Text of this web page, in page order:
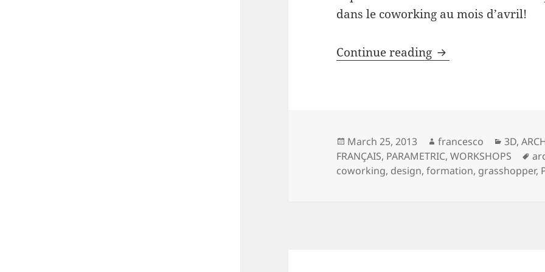
dans le coworking au mois d’avril!
Continue reading Formation
Posted
on
March 25, 2013 Author
francesco 3D,
FRANÇAIS, PARAMETRIC,WORKSHOPS
coworking, design,formation, grasshopper,